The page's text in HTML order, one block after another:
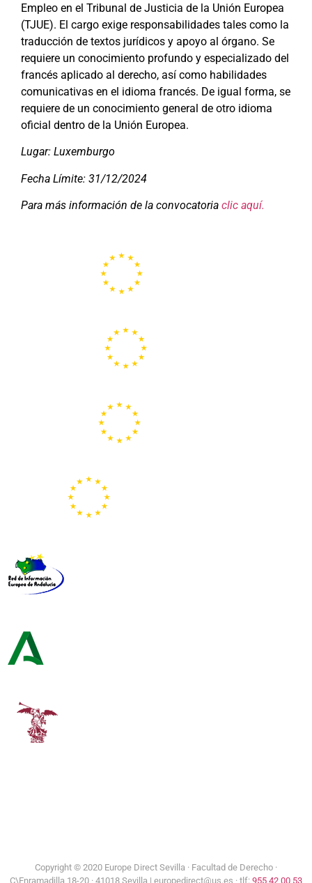
Empleo en el Tribunal de Justicia de la Unión Europea
(TJUE). El cargo exige responsabilidades tales como la
traducción de textos jurídicos y apoyo al órgano. Se
requiere un conocimiento profundo y especializado del
francés aplicado al derecho, así como habilidades
comunicativas en el idioma francés. De igual forma, se
requiere de un conocimiento general de otro idioma
oficial dentro de la Unión Europea.
Lugar: Luxemburgo
Fecha Límite: 31/12/2024
Para más información de la convocatoria clic aquí.
Aviso Legal| Política de Privacidad| Política de Cookies